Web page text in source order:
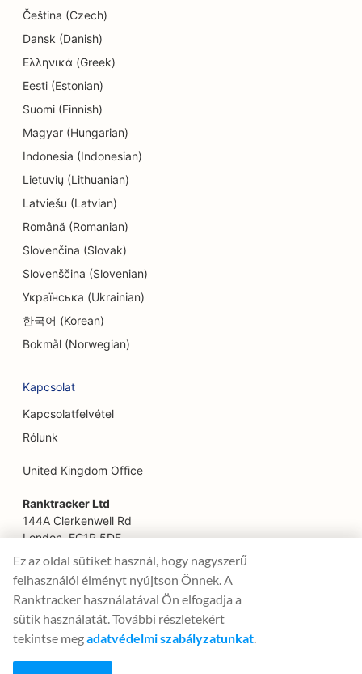
SEO a süteményboltok számára
SEO az oktatási és gyermekgondozási
szolgáltatásokhoz
SEO villanyszerelők számára
SEO a vegytisztítók számára
SEO elektronikai üzletek számára
SEO mérnöki irodák számára
SEO endodontistáknak
SEO a szórakozás és rekreáció számára
SEO a szabadulószobák számára
SEO a Farm-to-Table éttermek számára
SEO az arcfelvarrás szolgáltatásokhoz
SEO gyorséttermek számára
SEO a Fine Dining éttermek számára
SEO az élelmiszer-udvarok számára
SEO pénzügyi szolgáltatások számára
Čeština (Czech)
Dansk (Danish)
Ελληνικά (Greek)
Eesti (Estonian)
Suomi (Finnish)
Magyar (Hungarian)
Indonesia (Indonesian)
Lietuvių (Lithuanian)
Latviešu (Latvian)
Română (Romanian)
Slovenčina (Slovak)
Slovenščina (Slovenian)
Українська (Ukrainian)
한국어 (Korean)
Bokmål (Norwegian)
Kapcsolat
Kapcsolatfelvétel
Rólunk
United Kingdom Office
Ranktracker Ltd
144A Clerkenwell Rd
London, EC1R 5DF
Company No: 08820809
2015 -2026© Ranktracker. All Rights Reserved.
Ez az oldal sütiket használ, hogy nagyszerű
felhasználói élményt nyújtson Önnek. A
Ranktracker használatával Ön elfogadja a
sütik használatát. További részletekért
tekintse megadatvédelmi szabályzatunkat.